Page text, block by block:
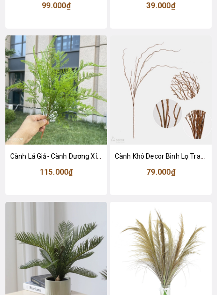
99.000₫ 39.000₫
Cành Lá Giả- Cành Dương Xỉ Măng Giả Đẹp Tự Nhiên (54cm)- HC1463
115.000₫ 79.000₫